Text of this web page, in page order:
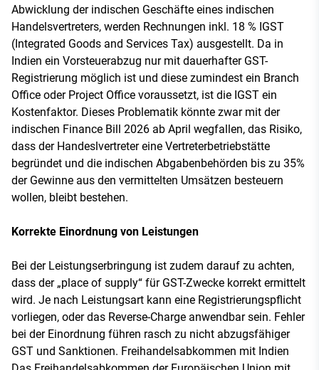
Abwicklung der indischen Geschäfte eines indischen
Handelsvertreters, werden Rechnungen inkl. 18 % IGST
(Integrated Goods and Services Tax) ausgestellt. Da in
Indien ein Vorsteuerabzug nur mit dauerhafter GST-
Registrierung möglich ist und diese zumindest ein Branch
Office oder Project Office voraussetzt, ist die IGST ein
Kostenfaktor. Dieses Problematik könnte zwar mit der
indischen Finance Bill 2026 ab April wegfallen, das Risiko,
dass der Handeslvertreter eine Vertreterbetriebstätte
begründet und die indischen Abgabenbehörden bis zu 35%
der Gewinne aus den vermittelten Umsätzen besteuern
wollen, bleibt bestehen.
Korrekte Einordnung von Leistungen
Bei der Leistungserbringung ist zudem darauf zu achten,
dass der „place of supply“ für GST-Zwecke korrekt ermittelt
wird. Je nach Leistungsart kann eine Registrierungspflicht
vorliegen, oder das Reverse-Charge anwendbar sein. Fehler
bei der Einordnung führen rasch zu nicht abzugsfähiger
GST und Sanktionen. Freihandelsabkommen mit Indien